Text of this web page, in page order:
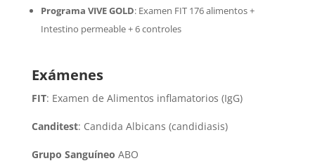
Programa VIVE GOLD: Examen FIT 176 alimentos +
Intestino permeable + 6 controles
Exámenes
FIT: Examen de Alimentos inflamatorios (IgG)
Canditest: Candida Albicans (candidiasis)
Grupo Sanguíneo ABO